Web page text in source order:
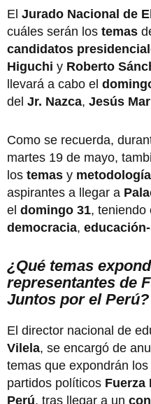
El Jurado Nacional de
cuáles serán los temas
candidatos
Higuchi y Roberto
llevará a cabo el
del Jr. Nazca, Jesús
Como se recuerda,
martes 19 de mayo,
los temas y metodología
aspirantes a llegar a
el domingo 31, teniendo
democracia,
¿Qué temas
representantes de
Juntos por el Perú?
El director nacional de
Vilela, se encargó de
temas que expondrán los
partidos políticos Fuerza
Perú, tras llegar a un